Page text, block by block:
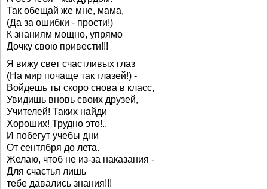
Так обещай же мне, мама,
(Да за ошибки - прости!)
К знаниям мощно, упрямо
Дочку свою привести!!!
Я вижу свет счастливых глаз
(На мир почаще так глазей!) -
Войдешь ты скоро снова в класс,
Увидишь вновь своих друзей,
Учителей! Таких найди
Хороших! Трудно это!..
И побегут учебы дни
От сентября до лета.
Желаю, чтоб не из-за наказания -
Для счастья лишь
тебе давались знания!!!